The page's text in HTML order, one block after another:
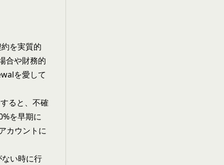
を実質的
合や財務的
を愛して
ると、不確
を早期に
カウントに
い時に行